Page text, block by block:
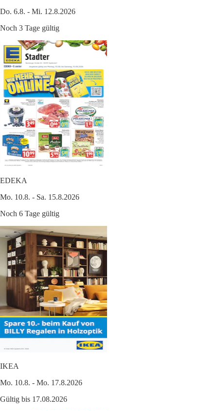
Do. 6.8. - Mi. 12.8.2026
Noch 3 Tage gültig
EDEKA
Mo. 10.8. - Sa. 15.8.2026
Noch 6 Tage gültig
IKEA
Mo. 10.8. - Mo. 17.8.2026
Gültig bis 17.08.2026